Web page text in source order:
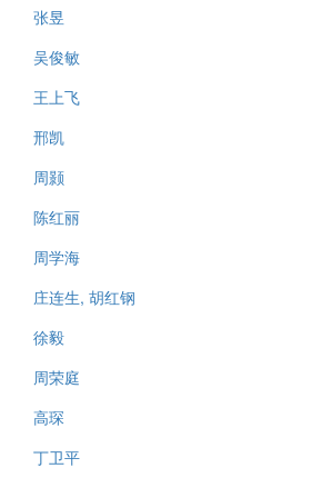
张昱
吴俊敏
王上飞
邢凯
周颢
陈红丽
周学海
庄连生, 胡红钢
徐毅
周荣庭
高琛
丁卫平